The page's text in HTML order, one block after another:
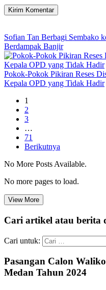
Sofian Tan Berbagi Sembako
Berdampak Banjir
Pokok-Pokok Pikiran Reses
Kepala OPD yang Tidak Hadir
1
2
3
…
71
Berikutnya
No More Posts Available.
No more pages to load.
View More
Cari artikel atau berita
Cari untuk:
Pasangan Calon
Medan Tahun 2024